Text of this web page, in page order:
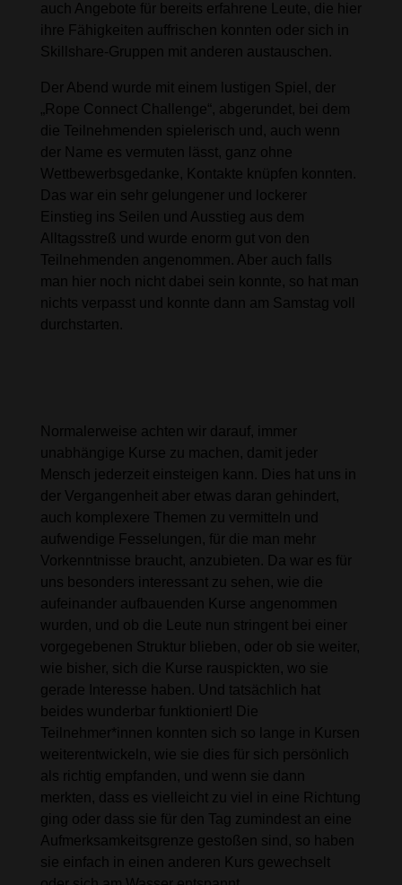
auch Angebote für bereits erfahrene Leute, die hier
ihre Fähigkeiten auffrischen konnten oder sich in
Skillshare-Gruppen mit anderen austauschen.
Der Abend wurde mit einem lustigen Spiel, der
„Rope Connect Challenge“, abgerundet, bei dem
die Teilnehmenden spielerisch und, auch wenn
der Name es vermuten lässt, ganz ohne
Wettbewerbsgedanke, Kontakte knüpfen konnten.
Das war ein sehr gelungener und lockerer
Einstieg ins Seilen und Ausstieg aus dem
Alltagsstreß und wurde enorm gut von den
Teilnehmenden angenommen. Aber auch falls
man hier noch nicht dabei sein konnte, so hat man
nichts verpasst und konnte dann am Samstag voll
durchstarten.
Normalerweise achten wir darauf, immer
unabhängige Kurse zu machen, damit jeder
Mensch jederzeit einsteigen kann. Dies hat uns in
der Vergangenheit aber etwas daran gehindert,
auch komplexere Themen zu vermitteln und
aufwendige Fesselungen, für die man mehr
Vorkenntnisse braucht, anzubieten. Da war es für
uns besonders interessant zu sehen, wie die
aufeinander aufbauenden Kurse angenommen
wurden, und ob die Leute nun stringent bei einer
vorgegebenen Struktur blieben, oder ob sie weiter,
wie bisher, sich die Kurse rauspickten, wo sie
gerade Interesse haben. Und tatsächlich hat
beides wunderbar funktioniert! Die
Teilnehmer*innen konnten sich so lange in Kursen
weiterentwickeln, wie sie dies für sich persönlich
als richtig empfanden, und wenn sie dann
merkten, dass es vielleicht zu viel in eine Richtung
ging oder dass sie für den Tag zumindest an eine
Aufmerksamkeitsgrenze gestoßen sind, so haben
sie einfach in einen anderen Kurs gewechselt